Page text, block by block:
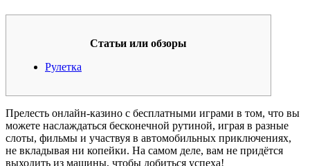
Статьи или обзоры
Рулетка
Прелесть онлайн-казино с бесплатными играми в том, что вы
можете наслаждаться бесконечной рутиной, играя в разные
слоты, фильмы и участвуя в автомобильных приключениях,
не вкладывая ни копейки. На самом деле, вам не придётся
выходить из машины, чтобы добиться успеха!